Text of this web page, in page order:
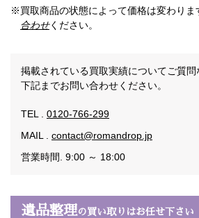
※買取商品の状態によって価格は変わりま
合わせください。
掲載されている買取実績についてご質問
下記までお問い合わせください。
TEL . 0120-766-299
MAIL . contact@romandrop.jp
営業時間. 9:00 ～ 18:00
遺品整理の買い取りはお任せ下さい